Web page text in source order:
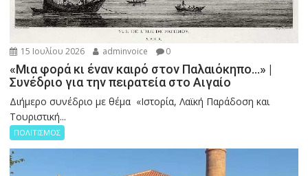
15 Ιουλίου 2026 adminvoice 0
«Μια φορά κι έναν καιρό στον Παλαιόκηπο…» |
Συνέδριο για την πειρατεία στο Αιγαίο
Διήμερο συνέδριο με θέμα «Ιστορία, Λαϊκή Παράδοση και
Τουριστική...
ΠΟΛΙΤΙΣΜΟΣ